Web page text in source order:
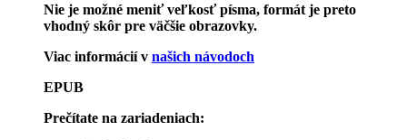
Nie je možné meniť veľkosť písma, formát je preto
vhodný skôr pre väčšie obrazovky.
Viac informácií v našich návodoch
EPUB
Prečítate na zariadeniach: